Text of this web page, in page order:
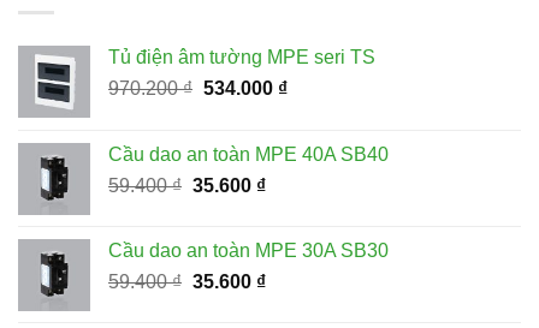
Tủ điện âm tường MPE seri TS
970.200₫ Giá
970.200 ₫.
534.000 ₫Giá
là:
Cầu dao an toàn MPE 40A SB40
59.400₫ Giá
59.400 ₫.
35.600 ₫Giá
là:
35.600 ₫.
Cầu dao an toàn MPE 30A SB30
59.400₫ Giá
35.600 ₫Giá